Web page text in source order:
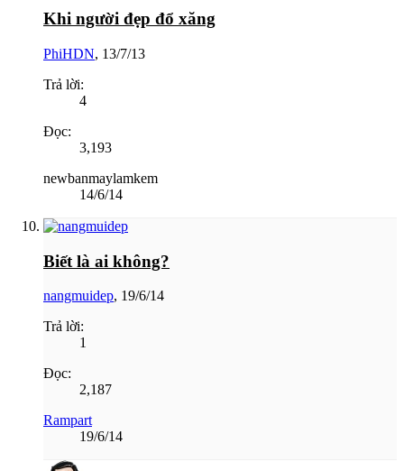
Khi người đẹp đổ xăng
PhiHDN, 13/7/13
Trả lời:
4
Đọc:
3,193
newbanmaylamkem
14/6/14
Biết là ai không?
nangmuidep, 19/6/14
Trả lời:
1
Đọc:
2,187
Rampart
19/6/14